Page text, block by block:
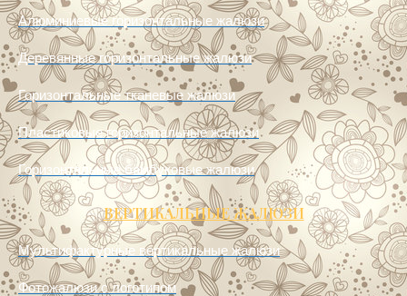
Деревянные горизонтальные жалюзи
Горизонтальные тканевые жалюзи
Пластиковые горизонтальные жалюзи
Горизонтальные бамбуковые жалюзи
ВЕРТИКАЛЬНЫЕ ЖАЛЮЗИ
Мультифактурные вертикальные жалюзи
Фотожалюзи с логотипом